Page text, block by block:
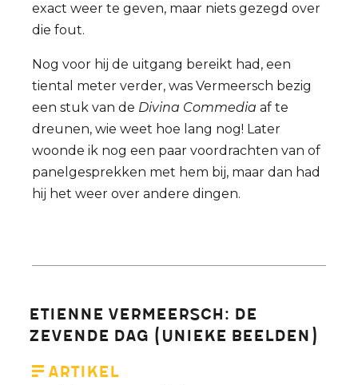
exact weer te geven, maar niets gezegd over
die fout.
Nog voor hij de uitgang bereikt had, een
tiental meter verder, was Vermeersch bezig
een stuk van de Divina Commedia af te
dreunen, wie weet hoe lang nog! Later
woonde ik nog een paar voordrachten van of
panelgesprekken met hem bij, maar dan had
hij het weer over andere dingen.
Etienne Vermeersch: De
Zevende Dag (unieke beelden)
Artikel